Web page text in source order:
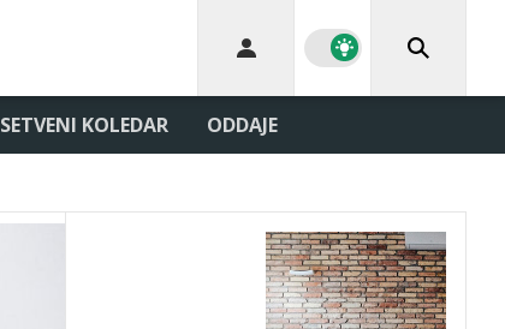
SETVENI KOLEDAR ODDAJE